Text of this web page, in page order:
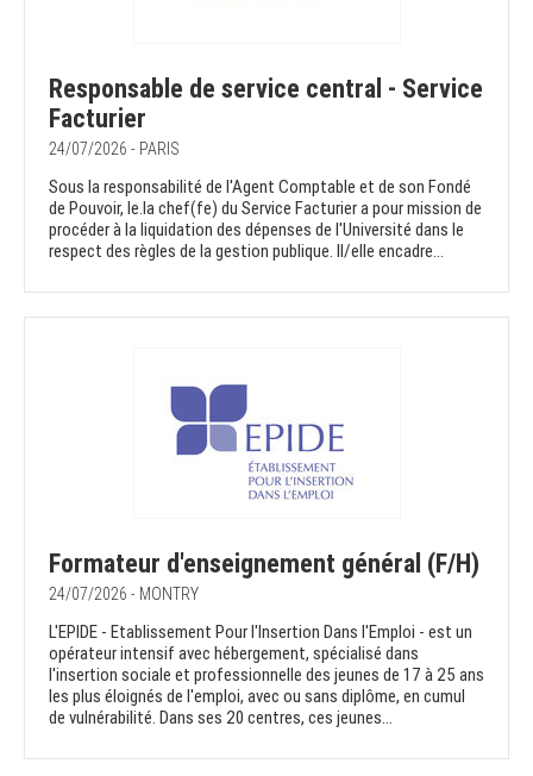
Responsable de service central - Service
Facturier
24/07/2026 - PARIS
Sous la responsabilité de l'Agent Comptable et de son Fondé
de Pouvoir, le.la chef(fe) du Service Facturier a pour mission de
procéder à la liquidation des dépenses de l'Université dans le
respect des règles de la gestion publique. Il/elle encadre...
Formateur d'enseignement général (F/H)
24/07/2026 - MONTRY
L'EPIDE - Etablissement Pour l'Insertion Dans l'Emploi - est un
opérateur intensif avec hébergement, spécialisé dans
l'insertion sociale et professionnelle des jeunes de 17 à 25 ans
les plus éloignés de l'emploi, avec ou sans diplôme, en cumul
de vulnérabilité. Dans ses 20 centres, ces jeunes...